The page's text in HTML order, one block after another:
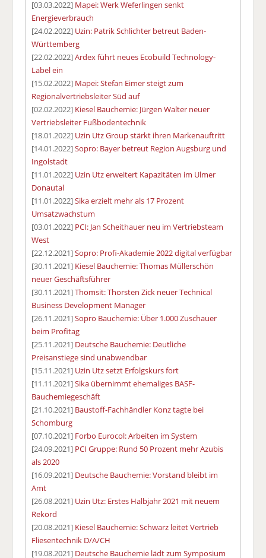
[03.03.2022] Mapei: Werk Weferlingen senkt
Energieverbrauch
[24.02.2022] Uzin: Patrik Schlichter betreut Baden-
Württemberg
[22.02.2022]Ardex führt neues Ecobuild Technology-
Label ein
[15.02.2022] Mapei: Stefan Eimer steigt zum
Regionalvertriebsleiter Süd auf
[02.02.2022] Kiesel Bauchemie: Jürgen Walter neuer
Vertriebsleiter Fußbodentechnik
[18.01.2022] Uzin Utz Group stärkt ihren Markenauftritt
[14.01.2022]Sopro: Bayer betreut Region Augsburg und
Ingolstadt
[11.01.2022] Uzin Utz erweitert Kapazitäten im Ulmer
Donautal
[11.01.2022]Sika erzielt mehr als 17 Prozent
Umsatzwachstum
[03.01.2022] PCI: Jan Scheithauer neu im Vertriebsteam
West
[22.12.2021]Sopro: Profi-Akademie 2022 digital verfügbar
[30.11.2021] Kiesel Bauchemie: Thomas Müllerschön
neuer Geschäftsführer
[30.11.2021]Thomsit: Thorsten Zick neuer Technical
Business Development Manager
[26.11.2021]Sopro Bauchemie: Über 1.000 Zuschauer
beim Profitag
[25.11.2021] Deutsche Bauchemie: Deutliche
Preisanstiege sind unabwendbar
[15.11.2021] Uzin Utz setzt Erfolgskurs fort
[11.11.2021]Sika übernimmt ehemaliges BASF-
Bauchemiegeschäft
[21.10.2021] Baustoff-Fachhändler Konz tagte bei
Schomburg
[07.10.2021] Forbo Eurocol: Arbeiten im System
[24.09.2021] PCI Gruppe: Rund 50 Prozent mehr Azubis
als 2020
[16.09.2021] Deutsche Bauchemie: Vorstand bleibt im
Amt
[26.08.2021] Uzin Utz: Erstes Halbjahr 2021 mit neuem
Rekord
[20.08.2021] Kiesel Bauchemie: Schwarz leitet Vertrieb
Fliesentechnik D/A/CH
[19.08.2021] Deutsche Bauchemie lädt zum Symposium